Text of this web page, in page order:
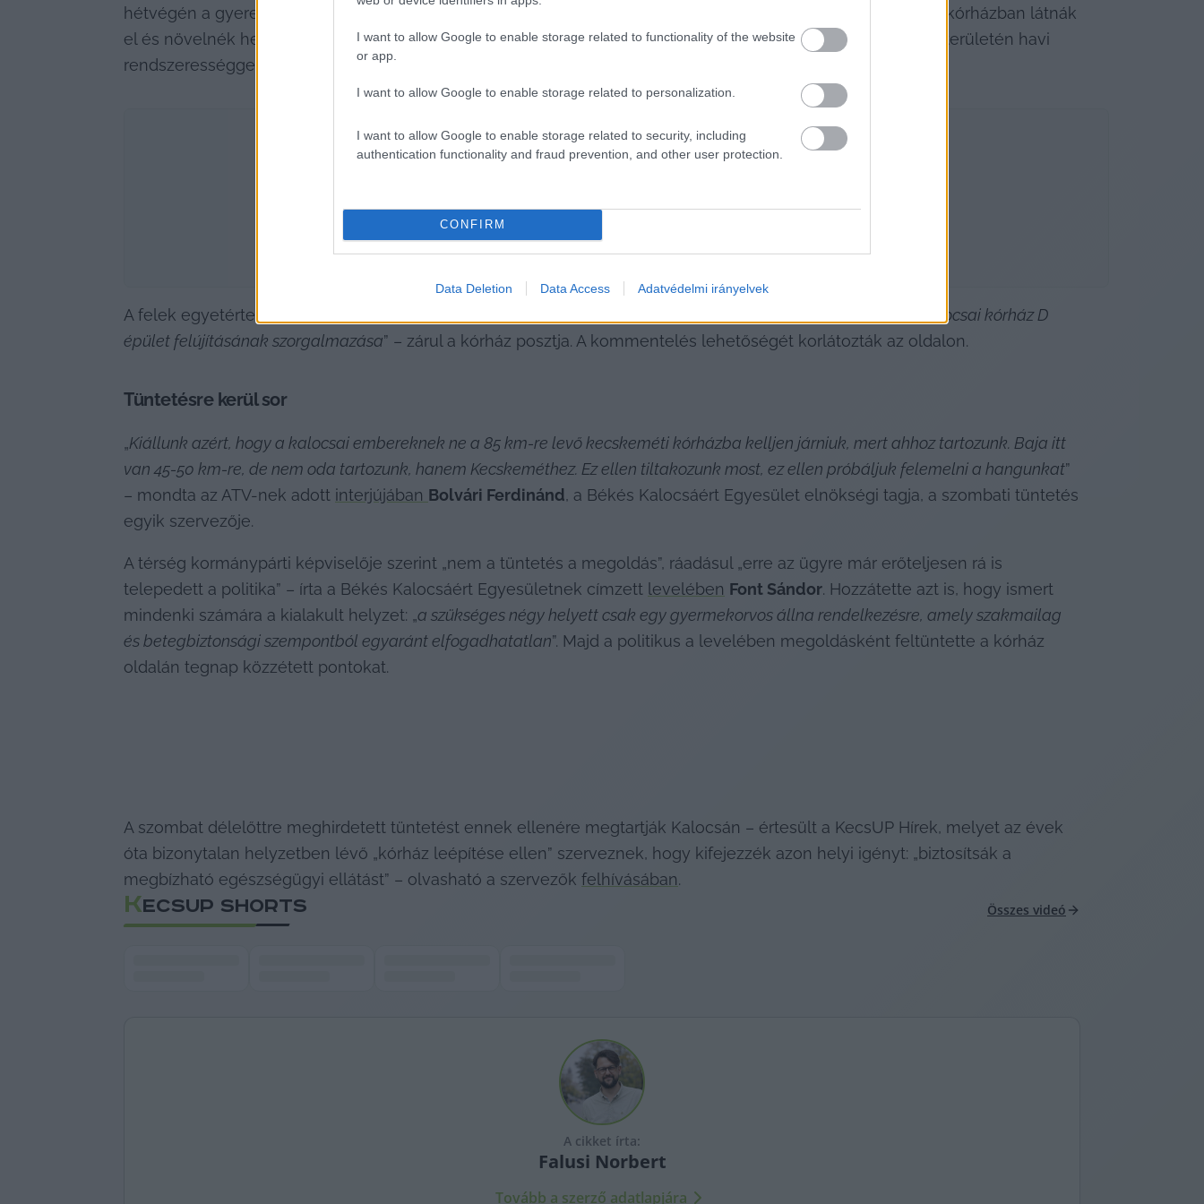
I want to allow Google to enable storage related to functionality of the website
or app.
I want to allow Google to enable storage related to personalization.
I want to allow Google to enable storage related to security, including
authentication functionality and fraud prevention, and other user protection.
CONFIRM
Data Deletion Data Access Adatvédelmi irányelvek
hétvégén a gyerekek számára az ellátást; a kórházi befektetést igénylő eseteket ezentúl a Tolna vármegyei kórházban látnák
el és növelnék helyben a szakrendelést (pulmonológia, endokrinológia, gasztroenterológia, kardiológia szakterületén havi
rendszerességgel).
A felek egyetértettek abban is, hogy „
közös cél a további aktív ágyszámcsökkentés megakadályozása, és a kalocsai kórház D
épület felújításának szorgalmazása” – zárul a kórház posztja. A kommentelés lehetőségét korlátozták az oldalon.
Tüntetésre kerül sor
„Kiállunk azért, hogy a kalocsai embereknek ne a 85 km-re levő kecskeméti kórházba kelljen járniuk, mert ahhoz tartozunk. Baja itt
van 45-50 km-re, de nem oda tartozunk, hanem Kecskeméthez. Ez ellen tiltakozunk most, ez ellen próbáljuk felemelni a hangunkat”
– mondta az ATV-nek adott interjújában Bolvári Ferdinánd, a Békés Kalocsáért Egyesület elnökségi tagja, a szombati tüntetés
egyik szervezője.
A térség kormánypárti képviselője szerint „nem a tüntetés a megoldás”, ráadásul „erre az ügyre már erőteljesen rá is
telepedett a politika” – írta a Békés Kalocsáért Egyesületnek címzett levelében Font Sándor. Hozzátette azt is, hogy ismert
mindenki számára a kialakult helyzet: „a szükséges négy helyett csak egy gyermekorvos állna rendelkezésre, amely szakmailag
és betegbiztonsági szempontból egyaránt elfogadhatatlan”. Majd a politikus a levelében megoldásként feltüntette a kórház
oldalán tegnap közzétett pontokat.
A szombat délelőttre meghirdetett tüntetést ennek ellenére megtartják Kalocsán – értesült a KecsUP Hírek, melyet az évek
óta bizonytalan helyzetben lévő „kórház leépítése ellen” szerveznek, hogy kifejezzék azon helyi igényt: „biztosítsák a
megbízható egészségügyi ellátást” – olvasható a szervezők felhívásában.
KECSUP SHORTS Összes videó
A cikket írta:
Falusi Norbert
Tovább a szerző adatlapjára